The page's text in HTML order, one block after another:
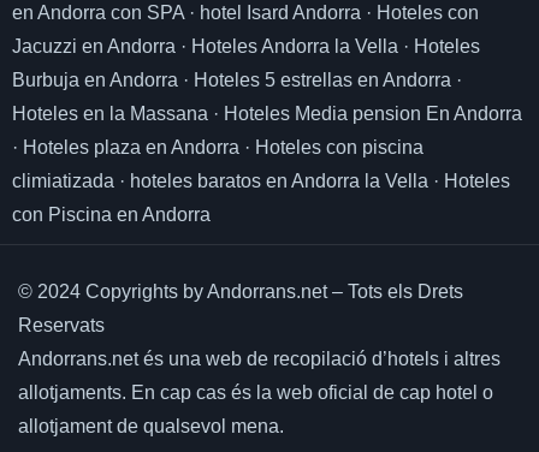
en Andorra con SPA · hotel Isard Andorra · Hoteles con
Jacuzzi en Andorra · Hoteles Andorra la Vella · Hoteles
Burbuja en Andorra · Hoteles 5 estrellas en Andorra ·
Hoteles en la Massana · Hoteles Media pension En Andorra
· Hoteles plaza en Andorra · Hoteles con piscina
climiatizada · hoteles baratos en Andorra la Vella · Hoteles
con Piscina en Andorra
© 2024 Copyrights by Andorrans.net – Tots els Drets
Reservats
Andorrans.net és una web de recopilació d’hotels i altres
allotjaments. En cap cas és la web oficial de cap hotel o
allotjament de qualsevol mena.